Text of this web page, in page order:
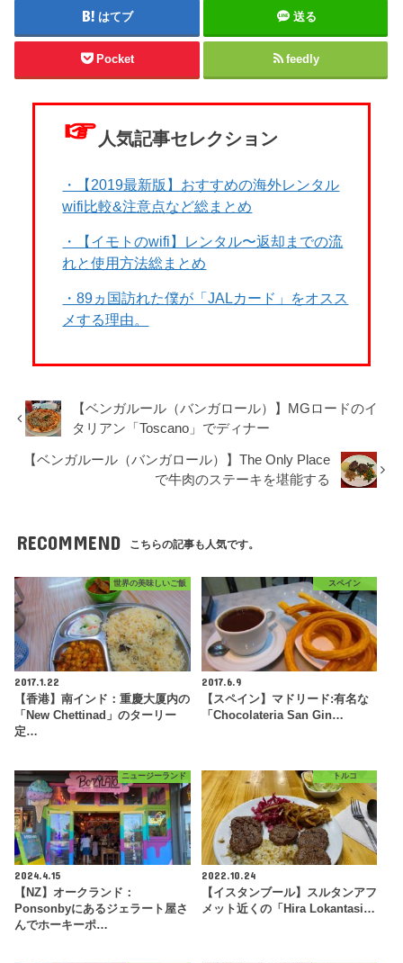
はてブ 送る
Pocket feedly
☞ 人気記事セレクション
・【2019最新版】おすすめの海外レンタル
wifi比較&注意点など総まとめ
・【イモトのwifi】レンタル〜返却までの流
れと使用方法総まとめ
・89ヵ国訪れた僕が「JALカード」をオスス
メする理由。
【ベンガルール（バンガロール）】MGロードのイ
タリアン「Toscano」でディナー
【ベンガルール（バンガロール）】The Only Place
で牛肉のステーキを堪能する
RECOMMEND こちらの記事も人気です。
世界の美味しいご飯
2017.1.22
【香港】南インド：重慶大厦内の
「New Chettinad」のターリー
定…
スペイン
2017.6.9
【スペイン】マドリード:有名な
「Chocolateria San Gin…
ニュージーランド
2024.4.15
【NZ】オークランド：
Ponsonbyにあるジェラート屋さ
んでホーキーポ…
トルコ
2022.10.24
【イスタンブール】スルタンアフ
メット近くの「Hira Lokantasi…